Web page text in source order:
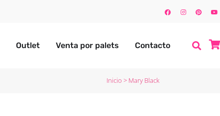
Outlet Venta por palets Contacto
Inicio > Mary Black